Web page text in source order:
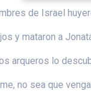
de Israel
y mataron a
arqueros lo
no sea que